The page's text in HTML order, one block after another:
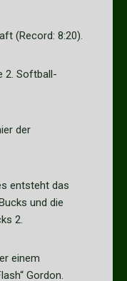
(Record: 8:20).
2. Softball-
der
entsteht das
und die
2.
einem
Gordon.